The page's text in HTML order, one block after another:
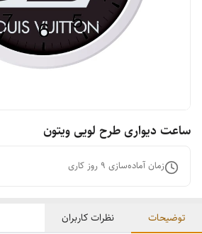
ساعت دیواری طرح لویی ویتون
زمان آماده‌سازی 9 روز کاری
توضیحات نظرات کاربران